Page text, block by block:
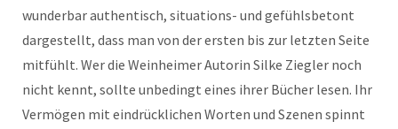
wunderbar authentisch, situations- und gefühlsbetont
dargestellt, dass man von der ersten bis zur letzten Seite
mitfühlt. Wer die Weinheimer Autorin Silke Ziegler noch
nicht kennt, sollte unbedingt eines ihrer Bücher lesen. Ihr
Vermögen mit eindrücklichen Worten und Szenen spinnt